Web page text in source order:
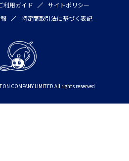
利用ガイド
サイトポリシー
特定商取引法に基づく表記
COMPANY LIMITED All rights reserved